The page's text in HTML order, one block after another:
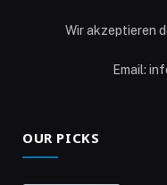
Wir akzeptieren
Email:
OUR PICKS